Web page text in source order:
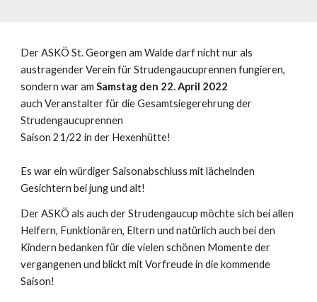
Der ASKÖ St. Georgen am Walde darf nicht nur als
austragender Verein für Strudengaucuprennen fungieren,
sondern war amSamstag den 22. April 2022
auch Veranstalter für die Gesamtsiegerehrung der
Strudengaucuprennen
Saison 21/22 in der Hexenhütte!
Es war ein würdiger Saisonabschluss mit lächelnden
Gesichtern bei jung und alt!
Der ASKÖ als auch der Strudengaucup möchte sich bei allen
Helfern, Funktionären, Eltern und natürlich auch bei den
Kindern bedanken für die vielen schönen Momente der
vergangenen und blickt mit Vorfreude in die kommende
Saison!